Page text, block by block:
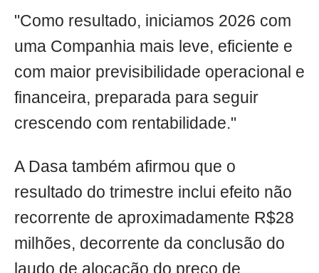
"Como resultado, iniciamos 2026 com
uma Companhia mais leve, eficiente e
com maior previsibilidade operacional e
financeira, preparada para seguir
crescendo com rentabilidade."
A Dasa também afirmou que o
resultado do trimestre inclui efeito não
recorrente de aproximadamente R$28
milhões, decorrente da conclusão do
laudo de alocação do preço de